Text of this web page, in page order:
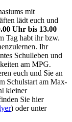
mit
lädt euch und
Uhr bis 13.00
Tag habt ihr bzw.
Ihr
Schulleben und
am MPG.
euch und Sie an
Schulstart am Max-
kleiner
Sie hier
) oder unter